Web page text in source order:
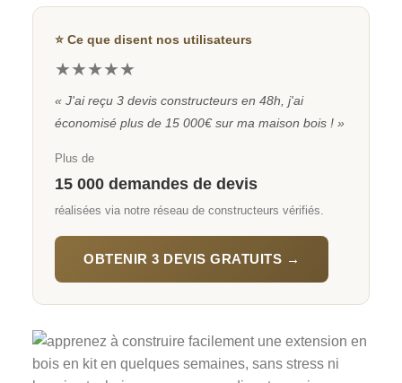
⭐ Ce que disent nos utilisateurs
★★★★★
« J'ai reçu 3 devis constructeurs en 48h, j'ai
économisé plus de 15 000€ sur ma maison bois ! »
Plus de
15 000 demandes de devis
réalisées via notre réseau de constructeurs vérifiés.
OBTENIR 3 DEVIS GRATUITS →